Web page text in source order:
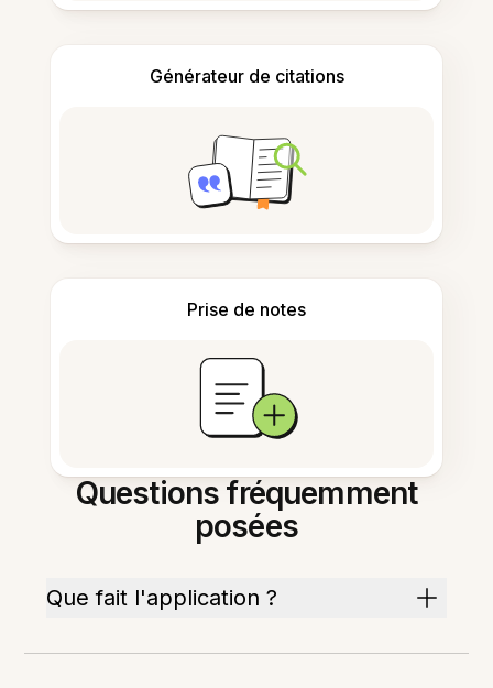
Générateur de citations
Prise de notes
Questions fréquemment
posées
Que fait l'application ?